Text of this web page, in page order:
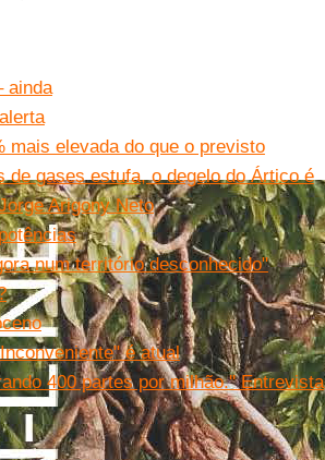
ainda
mais elevada do que o previsto
degases estufa, o degelo do Ártico é
Arigony Neto
num território desconhecido"
é atual
400 partes por milhão.'' Entrevista